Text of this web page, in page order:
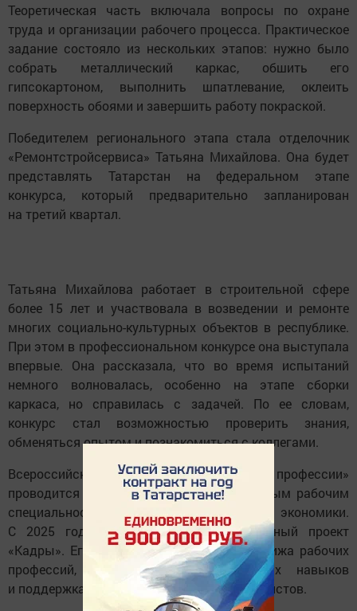
Теоретическая часть включала вопросы по охране
труда и организации рабочего процесса. Практическое
задание состояло из нескольких этапов: нужно было
собрать металлический каркас, обшить его
гипсокартоном, выполнить шпатлевание, оклеить
поверхность обоями и завершить работу покраской.
Победителем регионального этапа стала отделочник
«Ремонтстройсервиса» Татьяна Михайлова. Она будет
представлять Татарстан на федеральном этапе
конкурса, который предварительно запланирован
на третий квартал.
Татьяна Михайлова работает в строительной сфере
более 15 лет и участвовала в возведении и ремонте
многих социально-культурных объектов в республике.
При этом в профессиональном конкурсе она выступала
впервые. Она рассказала, что во время испытаний
немного волновалась, особенно на этапе сборки
каркаса, но справилась с задачей. По ее словам,
конкурс стал возможностью проверить знания,
обменяться опытом и познакомиться с коллегами.
Всероссийский конкурс «Лучший по профессии»
проводится с 2012 года по востребованным рабочим
специальностям в различных отраслях экономики.
С 2025 года он включен в национальный проект
«Кадры». Его задачи — повышение престижа рабочих
профессий, развитие профессиональных навыков
и поддержка квалифицированных специалистов.